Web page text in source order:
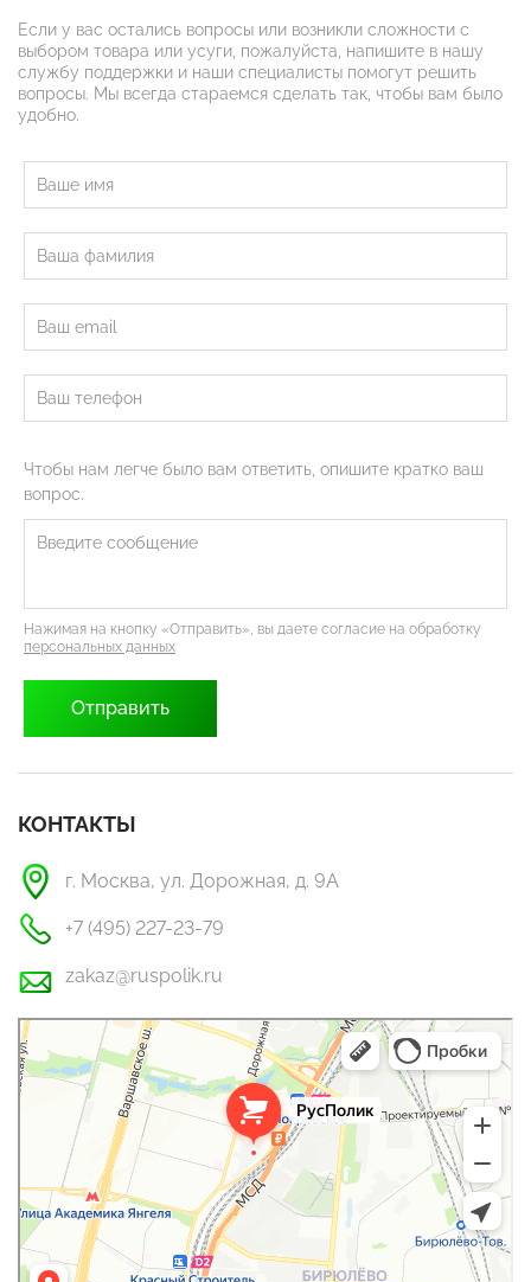
Если у вас остались вопросы или возникли сложности с
выбором товара или усуги, пожалуйста, напишите в нашу
службу поддержки и наши специалисты помогут решить
вопросы. Мы всегда стараемся сделать так, чтобы вам было
удобно.
Чтобы нам легче было вам ответить, опишите кратко ваш
вопрос.
Нажимая на кнопку «Отправить», вы даете согласие на обработку
персональных данных
КОНТАКТЫ
г. Москва, ул. Дорожная, д. 9А
+7 (495) 227-23-79
zakaz@ruspolik.ru
РусПолик
Оргстекло, поликарбонат в Москве
Строительные и отделочные работы в Москве